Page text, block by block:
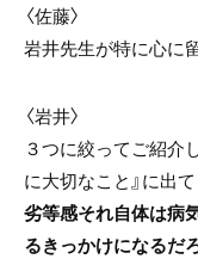
〈佐藤〉
岩井先生が特に心に
〈岩井〉
３つに絞ってご紹介
に大切なこと』に出
劣等感それ自体は病
るきっかけになるだ